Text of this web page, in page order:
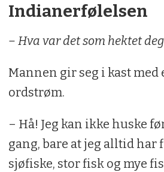
Indianerfølelsen
– Hva var det som hektet
Mannen gir seg i kast
ordstrøm.
– Hå! Jeg kan ikke huske
gang, bare at jeg alltid har
sjøfiske, stor fisk og mye